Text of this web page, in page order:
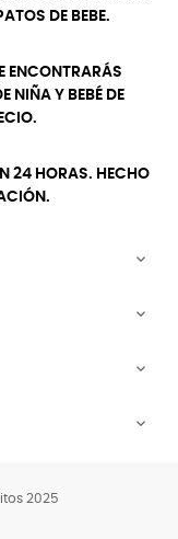
DE BEBE.
ENCONTRARÁS
NIÑA Y BEBÉ DE
24 HORAS. HECHO




2025